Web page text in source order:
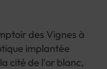
des Vignes à
implantée
cité de l'or blanc,